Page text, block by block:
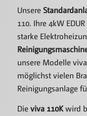
Unsere
110. Ihre 4kW
starke
unsere Modelle
möglichst vielen
Reinigungsanlage
Die viva 110Kwird